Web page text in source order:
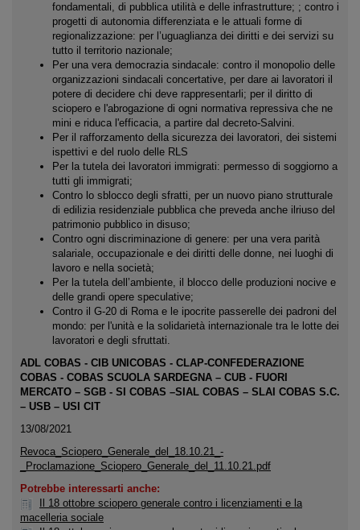
fondamentali, di pubblica utilità e delle infrastrutture; ; contro i
progetti di autonomia differenziata e le attuali forme di
regionalizzazione: per l’uguaglianza dei diritti e dei servizi su
tutto il territorio nazionale;
Per una vera democrazia sindacale: contro il monopolio delle
organizzazioni sindacali concertative, per dare ai lavoratori il
potere di decidere chi deve rappresentarli; per il diritto di
sciopero e l'abrogazione di ogni normativa repressiva che ne
mini e riduca l'efficacia, a partire dal decreto-Salvini.
Per il rafforzamento della sicurezza dei lavoratori, dei sistemi
ispettivi e del ruolo delle RLS
Per la tutela dei lavoratori immigrati: permesso di soggiorno a
tutti gli immigrati;
Contro lo sblocco degli sfratti, per un nuovo piano strutturale
di edilizia residenziale pubblica che preveda anche ilriuso del
patrimonio pubblico in disuso;
Contro ogni discriminazione di genere: per una vera parità
salariale, occupazionale e dei diritti delle donne, nei luoghi di
lavoro e nella società;
Per la tutela dell’ambiente, il blocco delle produzioni nocive e
delle grandi opere speculative;
Contro il G-20 di Roma e le ipocrite passerelle dei padroni del
mondo: per l'unità e la solidarietà internazionale tra le lotte dei
lavoratori e degli sfruttati.
ADL COBAS - CIB UNICOBAS - CLAP-CONFEDERAZIONE
COBAS - COBAS SCUOLA SARDEGNA – CUB - FUORI
MERCATO – SGB - SI COBAS –SIAL COBAS – SLAI COBAS S.C.
– USB – USI CIT
13/08/2021
Revoca_Sciopero_Generale_del_18.10.21_-
_Proclamazione_Sciopero_Generale_del_11.10.21.pdf
Potrebbe interessarti anche:
Il 18 ottobre sciopero generale contro i licenziamenti e la
macelleria sociale